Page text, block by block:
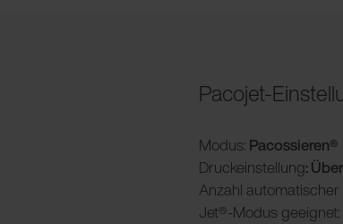
Pacojet-
Modus: Pacossieren®
Druckeinstellung:
Anzahl
Jet®-Modus geeignet: